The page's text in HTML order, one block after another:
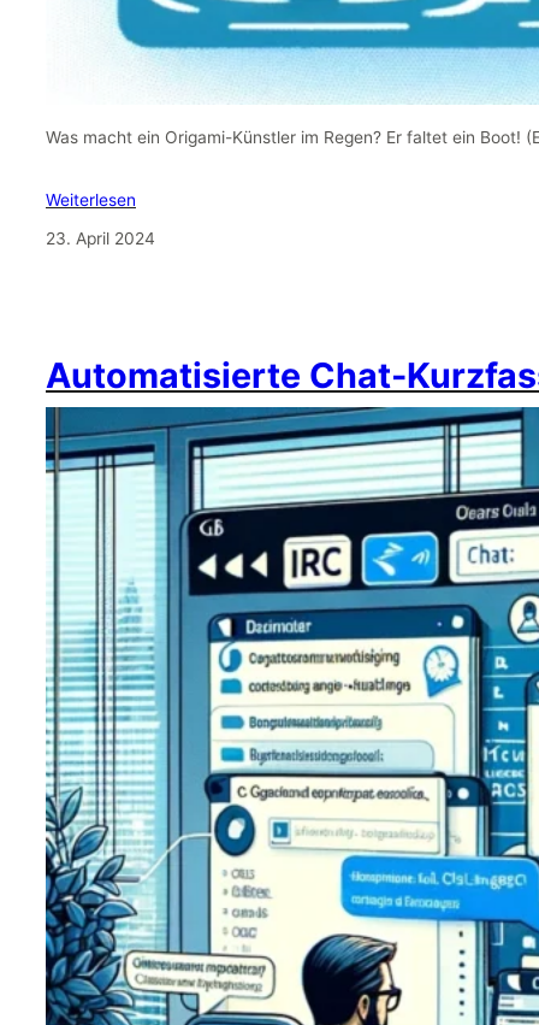
Was macht ein Origami-Künstler im Regen? Er faltet ein Boot!
Weiterlesen
23. April 2024
Automatisierte Chat-